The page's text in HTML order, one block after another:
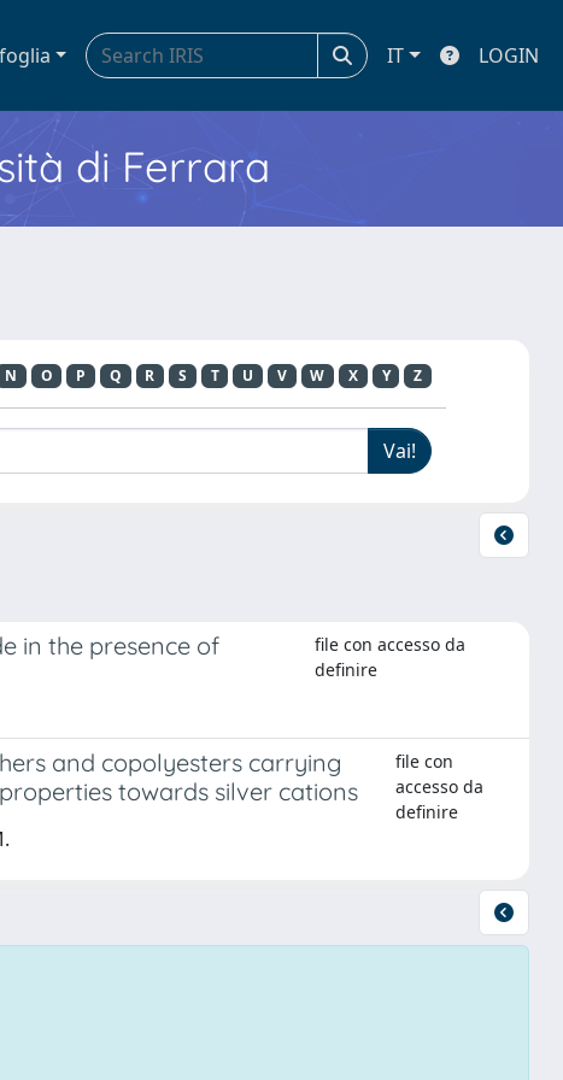
IT LOGIN
di Ferrara
N O P Q R S T U V W X Y Z
in the presence of
file con accesso da
definire
and copolyesters carrying
towards silver cations
file con
accesso da
definire